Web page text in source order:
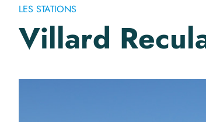
LES STATIONS
Villard